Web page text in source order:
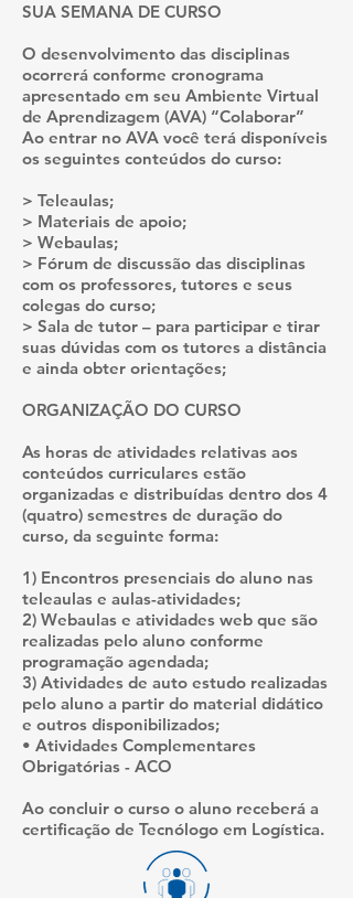
SUA SEMANA DE CURSO
O desenvolvimento das disciplinas
ocorrerá conforme cronograma
apresentado em seu Ambiente Virtual
de Aprendizagem (AVA) “Colaborar”
Ao entrar no AVA você terá disponíveis
os seguintes conteúdos do curso:
> Teleaulas;
> Materiais de apoio;
> Webaulas;
> Fórum de discussão das disciplinas
com os professores, tutores e seus
colegas do curso;
> Sala de tutor – para participar e tirar
suas dúvidas com os tutores a distância
e ainda obter orientações;
ORGANIZAÇÃO DO CURSO
As horas de atividades relativas aos
conteúdos curriculares estão
organizadas e distribuídas dentro dos 4
(quatro) semestres de duração do
curso, da seguinte forma:
1) Encontros presenciais do aluno nas
teleaulas e aulas-atividades;
2) Webaulas e atividades web que são
realizadas pelo aluno conforme
programação agendada;
3) Atividades de auto estudo realizadas
pelo aluno a partir do material didático
e outros disponibilizados;
• Atividades Complementares
Obrigatórias - ACO
Ao concluir o curso o aluno receberá a
certificação de Tecnólogo em Logística.